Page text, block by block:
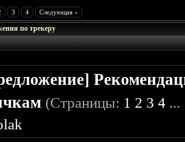
3 4 Следующая »
по трекеру
(Страницы: 1 2 3 4 ...
Средняя оценка: 2.5 из 5
123 45